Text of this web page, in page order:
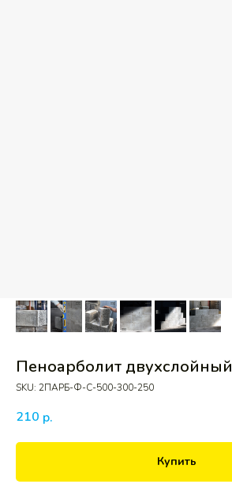
Пеноарболит двухслойный
SKU: 2ПАРБ-Ф-С-500-300-250
210 р.
Купить